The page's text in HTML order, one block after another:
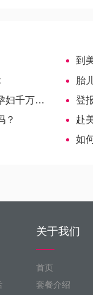
到
胎
万别信
登
？
赴
如
关于我们
首页
套餐介绍